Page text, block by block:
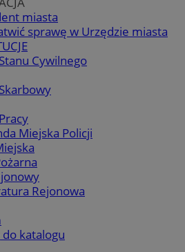
miasta
sprawę w Urzędzie miasta
Cywilnego
Miejska Policji
Rejonowa
katalogu